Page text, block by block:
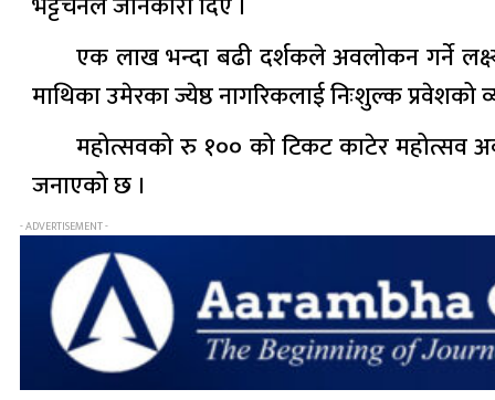
एक लाख भन्दा बढी दर्शकले अवलोकन गर्ने
माथिका उमेरका ज्येष्ठ नागरिकलाई निःशुल्क
महोत्सवको रु १०० को टिकट काटेर महोत्सव
जनाएको छ ।
- ADVERTISEMENT -